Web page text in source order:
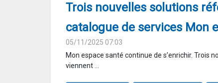
Trois nouvelles solutions
catalogue de services Mon
05/11/2025 07:03
Mon espace santé continue de s’enrichir. Trois
viennent ...